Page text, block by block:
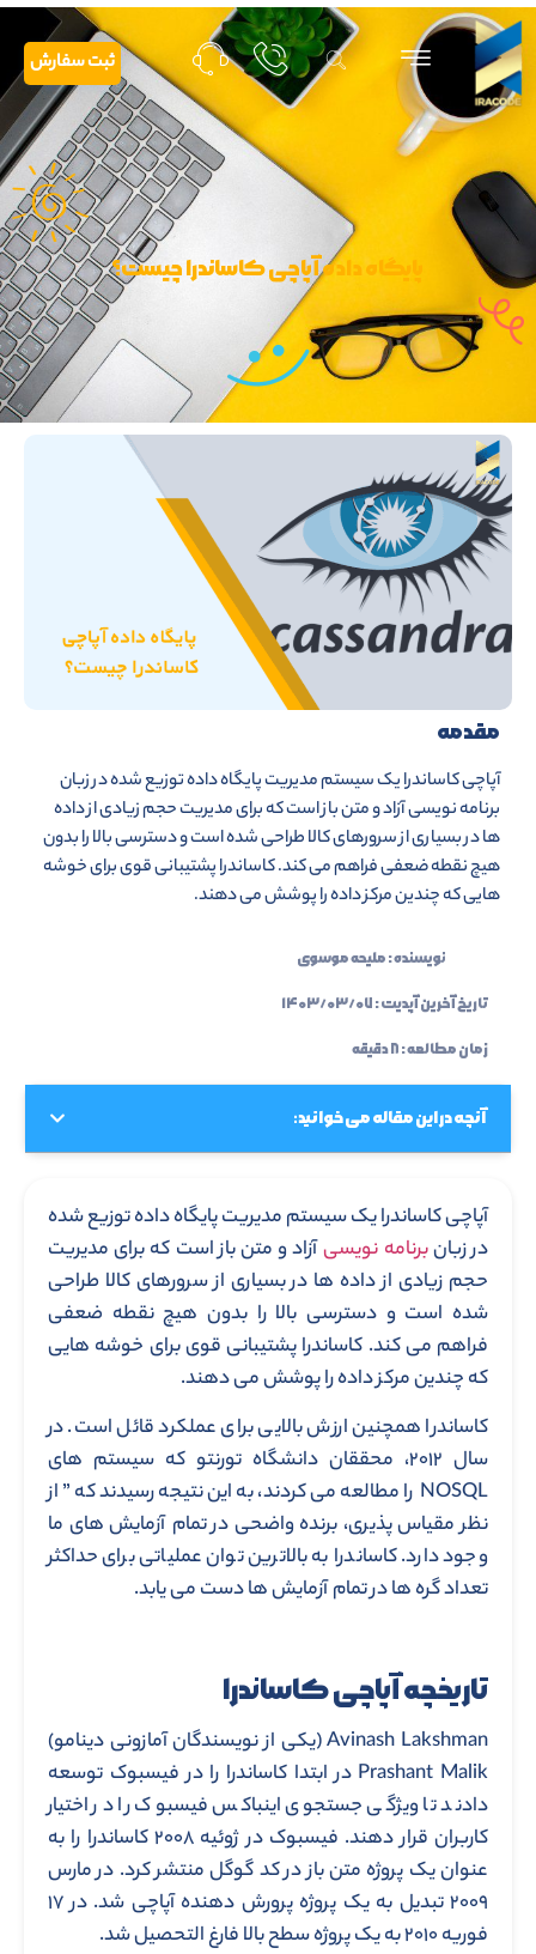
ثبت سفارش
پایگاه داده آپاچی کاساندرا چیست؟
مقدمه
آپاچی کاساندرا یک سیستم مدیریت پایگاه داده توزیع شده در زبان
برنامه نویسی آزاد و متن باز است که برای مدیریت حجم زیادی از داده
ها در بسیاری از سرورهای کالا طراحی شده است و دسترسی بالا را بدون
هیچ نقطه ضعفی فراهم می کند. کاساندرا پشتیبانی قوی برای خوشه
هایی که چندین مرکز داده را پوشش می دهند.
نویسنده :ملیحه موسوی
تاریخ آخرین آپدیت :۱۴۰۳/۰۳/۰۷
زمان مطالعه : ۸ دقیقه
آنچه در این مقاله می خوانید:
آپاچی کاساندرا یک سیستم مدیریت پایگاه داده توزیع شده
در زبانبرنامه نویسیآزاد و متن باز است که برای مدیریت
حجم زیادی از داده ها در بسیاری از سرورهای کالا طراحی
شده است و دسترسی بالا را بدون هیچ نقطه ضعفی
فراهم می کند. کاساندرا پشتیبانی قوی برای خوشه هایی
که چندین مرکز داده را پوشش می دهند.
کاساندرا همچنین ارزش بالایی برای عملکرد قائل است. در
سال ۲۰۱۲، محققان دانشگاه تورنتو که سیستم های
NOSQL را مطالعه می کردند، به این نتیجه رسیدند که ” از
نظر مقیاس پذیری، برنده واضحی در تمام آزمایش های ما
وجود دارد. کاساندرا به بالاترین توان عملیاتی برای حداکثر
تعداد گره ها در تمام آزمایش ها دست می یابد.
تاریخچه آپاچی کاساندرا
Avinash Lakshman (یکی از نویسندگان آمازونی دینامو)
Prashant Malik در ابتدا کاساندرا را در فیسبوک توسعه
دادند تا ویژگی جستجوی اینباکس فیسبوک را در اختیار
کاربران قرار دهند. فیسبوک در ژوئیه ۲۰۰۸ کاساندرا را به
عنوان یک پروژه متن باز در کد گوگل منتشر کرد. در مارس
۲۰۰۹ تبدیل به یک پروژه پرورش دهنده آپاچی شد. در ۱۷
فوریه ۲۰۱۰ به یک پروژه سطح بالا فارغ التحصیل شد.